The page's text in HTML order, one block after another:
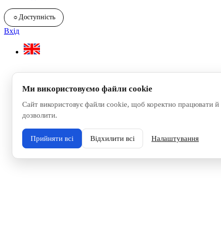
☼Доступність
Вхід
Ми використовуємо файли cookie
Сайт використовує файли cookie, щоб коректно працювати
дозволити.
Прийняти всі Відхилити всі Налаштування